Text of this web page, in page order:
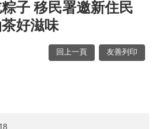
子 移民署邀新住民
好滋味
回上一頁 友善列印